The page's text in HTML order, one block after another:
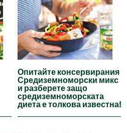
Опитайте консервирания
Средиземноморски микс
и разберете защо
средиземноморската
диета е толкова известна!